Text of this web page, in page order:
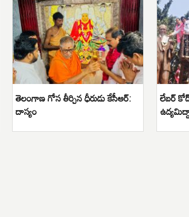
తెలంగాణ గోస తీర్చిన ధీరుడు కేసీఆర్:
దాస్యం
లేబర్